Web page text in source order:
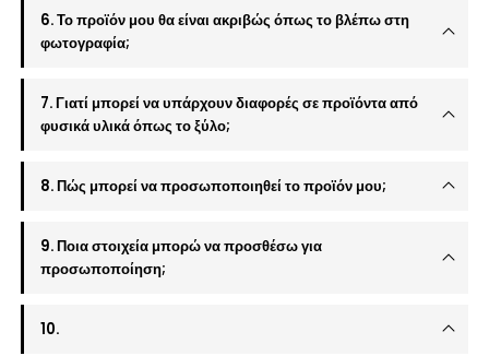
6. Το προϊόν μου θα είναι ακριβώς όπως το βλέπω στη
φωτογραφία;
7. Γιατί μπορεί να υπάρχουν διαφορές σε προϊόντα από
φυσικά υλικά όπως το ξύλο;
8. Πώς μπορεί να προσωποποιηθεί το προϊόν μου;
9. Ποια στοιχεία μπορώ να προσθέσω για
προσωποποίηση;
10.